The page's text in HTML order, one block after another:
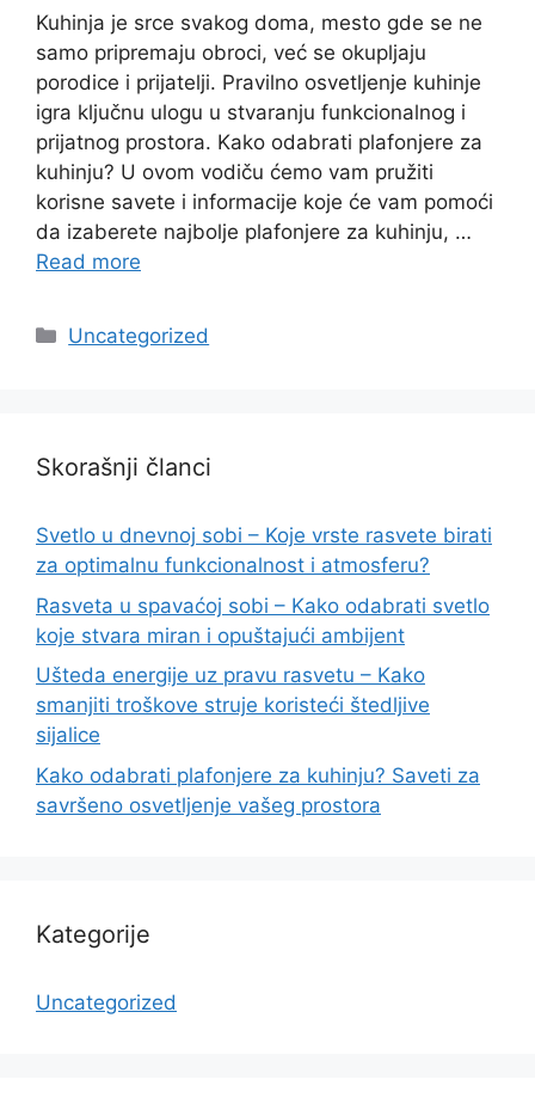
Kuhinja je srce svakog doma, mesto gde se ne
samo pripremaju obroci, već se okupljaju
porodice i prijatelji. Pravilno osvetljenje kuhinje
igra ključnu ulogu u stvaranju funkcionalnog i
prijatnog prostora. Kako odabrati plafonjere za
kuhinju? U ovom vodiču ćemo vam pružiti
korisne savete i informacije koje će vam pomoći
da izaberete najbolje plafonjere za kuhinju, …
Read more
Categories
Uncategorized
Skorašnji članci
Svetlo u dnevnoj sobi – Koje vrste rasvete birati
za optimalnu funkcionalnost i atmosferu?
Rasveta u spavaćoj sobi – Kako odabrati svetlo
koje stvara miran i opuštajući ambijent
Ušteda energije uz pravu rasvetu – Kako
smanjiti troškove struje koristeći štedljive
sijalice
Kako odabrati plafonjere za kuhinju? Saveti za
savršeno osvetljenje vašeg prostora
Kategorije
Uncategorized